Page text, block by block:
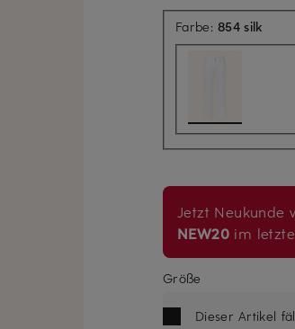
Farbe:854 silk
Jetzt Neukunde
NEW20 im
Größe
Dieser Artikel